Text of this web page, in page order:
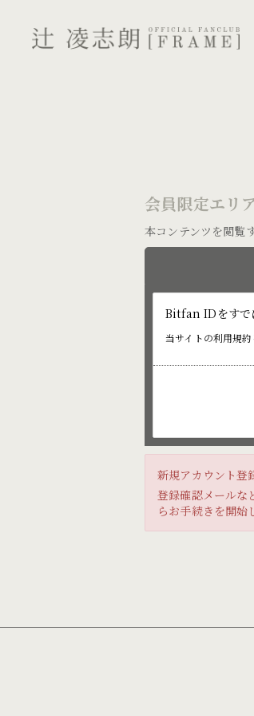
会員限定エリ
本コンテンツを閲覧
Bitfan IDをすで
当サイトの利用規約
新規アカウント登
登録確認メールな
らお手続きを開始